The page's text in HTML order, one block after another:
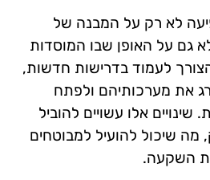
לא רק על המבנה של
גם על האופן שבו המוסדות
לעמוד בדרישות חדשות,
את מערכותיהם ולפתח
אלו עשויים להוביל
שיכול להועיל למבוטחים
השקעה.